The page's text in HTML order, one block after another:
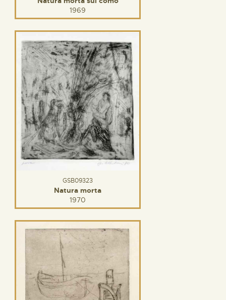
1969
GSB09323
Natura morta
1970